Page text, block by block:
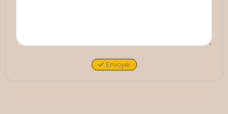
Envoyer